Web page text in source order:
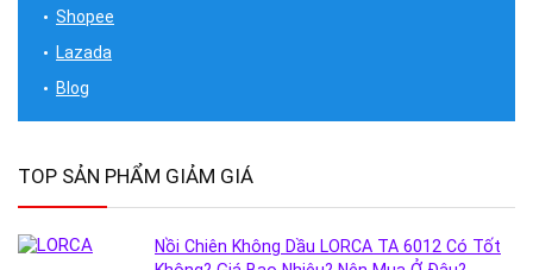
Shopee
Lazada
Blog
TOP SẢN PHẨM GIẢM GIÁ
Nồi Chiên Không Dầu LORCA TA 6012 Có Tốt